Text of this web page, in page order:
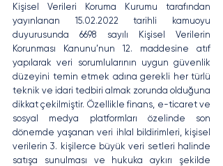
Kişisel Verileri Koruma Kurumu tarafından
yayınlanan 15.02.2022 tarihli kamuoyu
duyurusunda 6698 sayılı Kişisel Verilerin
Korunması Kanunu’nun 12. maddesine atıf
yapılarak veri sorumlularının uygun güvenlik
düzeyini temin etmek adına gerekli her türlü
teknik ve idari tedbiri almak zorunda olduğuna
dikkat çekilmiştir. Özellikle finans, e-ticaret ve
sosyal medya platformları özelinde son
dönemde yaşanan veri ihlal bildirimleri, kişisel
verilerin 3. kişilerce büyük veri setleri halinde
satışa sunulması ve hukuka aykırı şekilde